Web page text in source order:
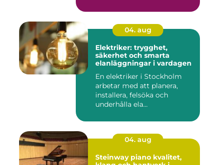
04. aug
Elektriker: trygghet,
säkerhet och smarta
elanläggningar i vardagen
En elektriker i Stockholm
arbetar med att planera,
installera, felsöka och
underhålla ela...
04. aug
Steinway piano kvalitet,